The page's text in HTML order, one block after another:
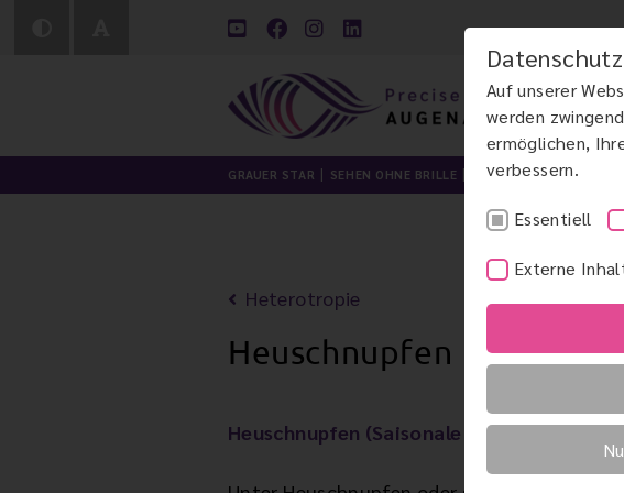
Auf unserer
werden
ermöglichen,
verbessern.
Essentiell
Externe
GRAUER STAR SEHEN OHNE BRILLE LIDCHIRURGIE
Heterotropie
Heuschnupfen
Heuschnupfen (Saisonale allergische